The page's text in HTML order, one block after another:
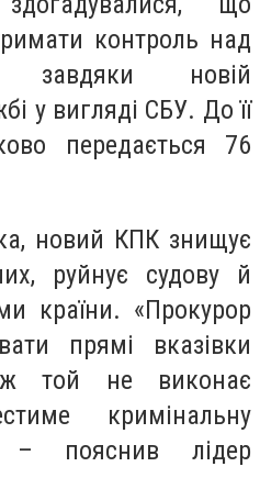
контроль над
завдяки новій
у вигляді СБУ. До її
передається 76
новий КПК знищує
руйнує судову й
країни. «Прокурор
прямі вказівки
той не виконає
кримінальну
– пояснив лідер